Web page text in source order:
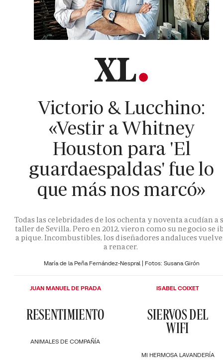
Victorio & Lucchino:
«Vestir a Whitney
Houston para 'El
guardaespaldas' fue lo
que más nos marcó»
Todas las celebridades de los ochenta y noventa acudían a
taller de Sevilla. Pero en 2012, vieron como su negocio se
a pique. Incombustibles, los diseñadores andaluces
a renacer.
María de la Peña Fernández-Nespral | Fotos: Susana Girón
ANIMALES DE COMPAÑÍA
RESENTIMIENTO
JUAN MANUEL DE PRADA
MI HERMOSA LAVANDERÍA
SIERVOS DEL
WIFI
ISABEL COIXET